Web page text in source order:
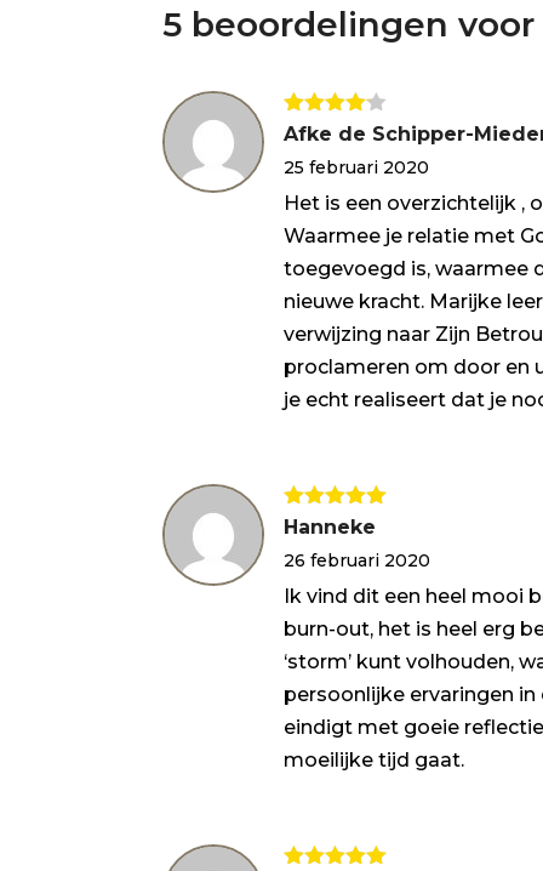
5 beoordelingen
Gewaarde
5
Afke de Schipper-
25 februari 2020
Het is een overzichtelijk ,
Waarmee je relatie met
toegevoegd is, waarmee
nieuwe kracht. Marijke
verwijzing naar Zijn
proclameren om door en
je echt realiseert dat je
Gewaardeerd
Hanneke
26 februari 2020
Ik vind dit een heel mooi
burn-out, het is heel erg
‘storm’ kunt volhouden,
persoonlijke ervaringen
eindigt met goeie
moeilijke tijd gaat.